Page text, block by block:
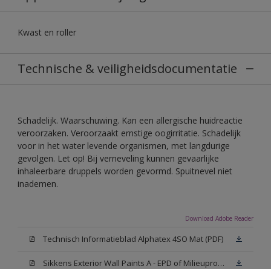
Kwast en roller
Technische & veiligheidsdocumentatie
Schadelijk. Waarschuwing. Kan een allergische huidreactie
veroorzaken. Veroorzaakt ernstige oogirritatie. Schadelijk
voor in het water levende organismen, met langdurige
gevolgen. Let op! Bij verneveling kunnen gevaarlijke
inhaleerbare druppels worden gevormd. Spuitnevel niet
inademen.
Download Adobe Reader
Technisch Informatieblad Alphatex 4SO Mat (PDF)
Sikkens Exterior Wall Paints A - EPD of Milieuproductverklaring